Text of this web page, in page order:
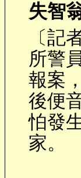
失智
〔記
所警
報案
後便
怕發
家。